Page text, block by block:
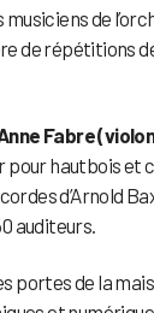
de
de répétitions
Fabre
hautbois et
d’Arnold
auditeurs.
portes de la